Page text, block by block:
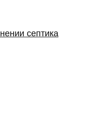
септика